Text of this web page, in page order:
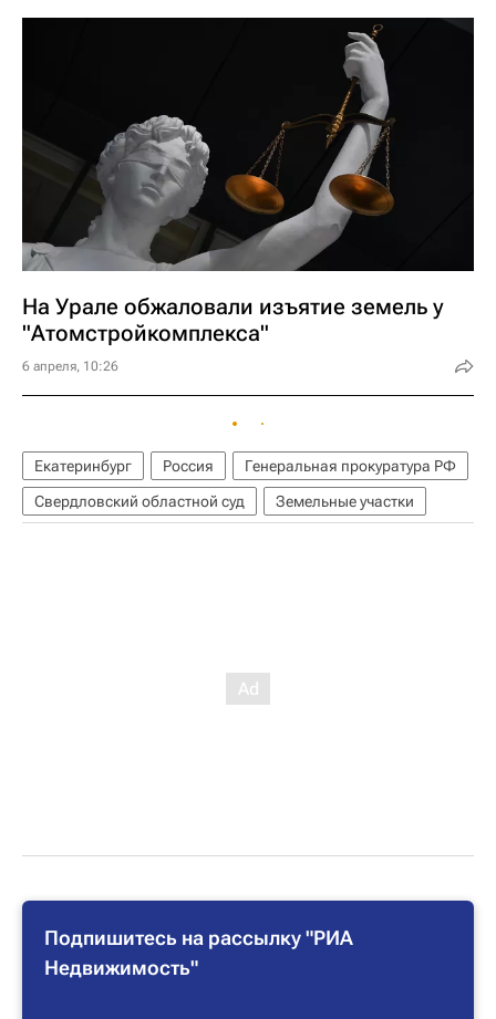
На Урале обжаловали изъятие земель у
"Атомстройкомплекса"
6 апреля, 10:26
Екатеринбург Россия
Генеральная прокуратура РФ
Свердловский областной суд
Земельные участки
Подпишитесь на рассылку "РИА
Недвижимость"